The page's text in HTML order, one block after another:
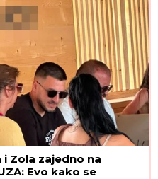
Slobe Radanovića!
ti jezik, rasturiću ti i
Srbina da obuče
"Dođi,
život svima"